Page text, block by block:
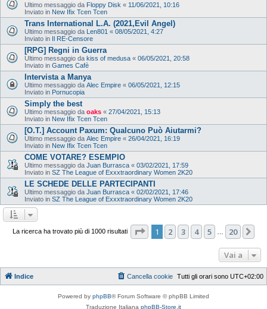
Ultimo messaggio da Floppy Disk « 11/06/2021, 10:16
Inviato in New Ifix Tcen Tcen
Trans International L.A. (2021,Evil Angel)
Ultimo messaggio da Len801 « 08/05/2021, 4:27
Inviato in Il RE-Censore
[RPG] Regni in Guerra
Ultimo messaggio da kiss of medusa « 06/05/2021, 20:58
Inviato in Games Cafè
Intervista a Manya
Ultimo messaggio da Alec Empire « 06/05/2021, 12:15
Inviato in Pornucopia
Simply the best
Ultimo messaggio da oaks « 27/04/2021, 15:13
Inviato in New Ifix Tcen Tcen
[O.T.] Account Paxum: Qualcuno Può Aiutarmi?
Ultimo messaggio da Alec Empire « 26/04/2021, 16:19
Inviato in New Ifix Tcen Tcen
COME VOTARE? ESEMPIO
Ultimo messaggio da Juan Burrasca « 03/02/2021, 17:59
Inviato in SZ The League of Exxxtraordinary Women 2K20
LE SCHEDE DELLE PARTECIPANTI
Ultimo messaggio da Juan Burrasca « 02/02/2021, 17:46
Inviato in SZ The League of Exxxtraordinary Women 2K20
La ricerca ha trovato più di 1000 risultati Pagina di 20
1 2 3 4 5 20
Vai a
Indice Tutti gli orari sono UTC+02:00
Cancella cookie
Powered by phpBB® Forum Software © phpBB Limited
Traduzione Italiana phpBB-Store.it